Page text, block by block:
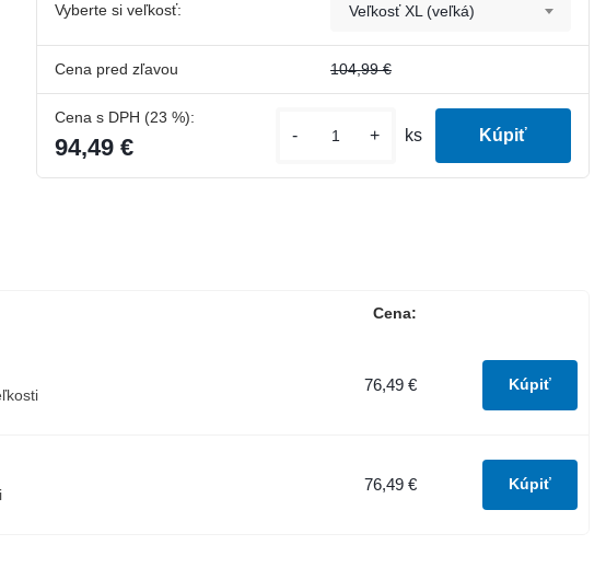
Vyberte si veľkosť: Veľkosť XL (veľká)
Cena pred zľavou 104,99 €
Cena s DPH (23 %):
94,49 € - + ks
Cena:
76,49 €
76,49 €